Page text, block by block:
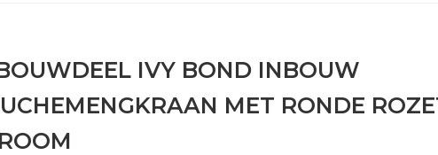
IVY BOND INBOUW
MET RONDE